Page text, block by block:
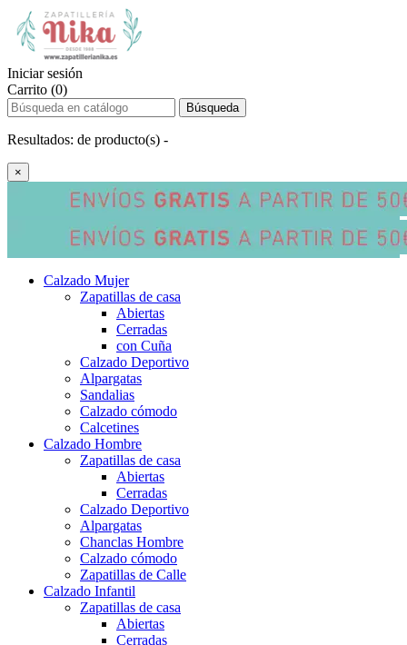
Iniciar sesión
Carrito (0)
Búsqueda
Resultados: de producto(s) -
×
Calzado Mujer
Zapatillas de casa
Abiertas
Cerradas
con Cuña
Calzado Deportivo
Alpargatas
Sandalias
Calzado cómodo
Calcetines
Calzado Hombre
Zapatillas de casa
Abiertas
Cerradas
Calzado Deportivo
Alpargatas
Chanclas Hombre
Calzado cómodo
Zapatillas de Calle
Calzado Infantil
Zapatillas de casa
Abiertas
Cerradas